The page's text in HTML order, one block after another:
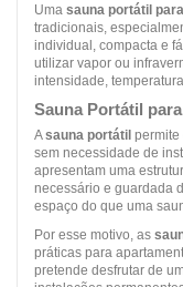
Uma sauna portátil
tradicionais,
individual, compacta e
utilizar vapor ou
intensidade,
Sauna Portátil
Asauna portátil permite
sem necessidade de
apresentam uma
necessário e guardada
espaço do que uma
Por esse motivo, as
práticas para
pretende desfrutar de